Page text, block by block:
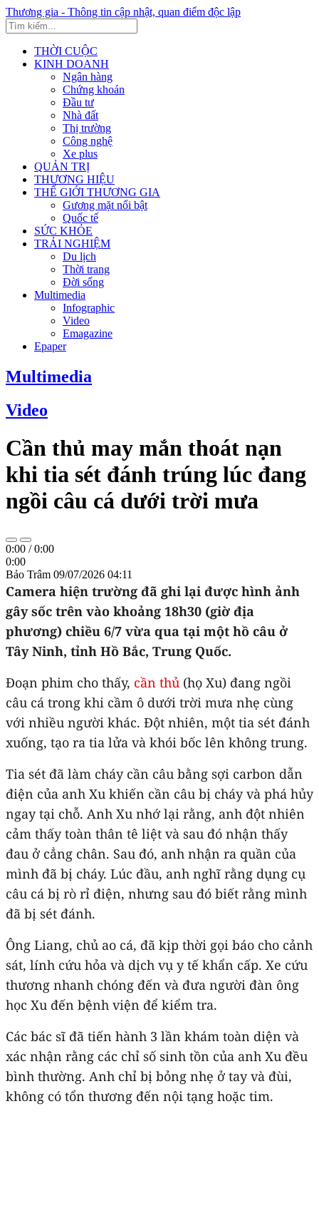
Thương gia - Thông tin cập nhật, quan điểm độc lập
THỜI CUỘC
KINH DOANH
Ngân hàng
Chứng khoán
Đầu tư
Nhà đất
Thị trường
Công nghệ
Xe plus
QUẢN TRỊ
THƯƠNG HIỆU
THẾ GIỚI THƯƠNG GIA
Gương mặt nổi bật
Quốc tế
SỨC KHỎE
TRẢI NGHIỆM
Du lịch
Thời trang
Đời sống
Multimedia
Infographic
Video
Emagazine
Epaper
Multimedia
Video
Cần thủ may mắn thoát nạn
khi tia sét đánh trúng lúc đang
ngồi câu cá dưới trời mưa
0:00 /0:00
0:00
Bảo Trâm 09/07/2026 04:11
Camera hiện trường đã ghi lại được hình ảnh
gây sốc trên vào khoảng 18h30 (giờ địa
phương) chiều 6/7 vừa qua tại một hồ câu ở
Tây Ninh, tỉnh Hồ Bắc, Trung Quốc.
Đoạn phim cho thấy, cần thủ (họ Xu) đang ngồi
câu cá trong khi cầm ô dưới trời mưa nhẹ cùng
với nhiều người khác. Đột nhiên, một tia sét đánh
xuống, tạo ra tia lửa và khói bốc lên không trung.
Tia sét đã làm cháy cần câu bằng sợi carbon dẫn
điện của anh Xu khiến cần câu bị cháy và phá hủy
ngay tại chỗ. Anh Xu nhớ lại rằng, anh đột nhiên
cảm thấy toàn thân tê liệt và sau đó nhận thấy
đau ở cẳng chân. Sau đó, anh nhận ra quần của
mình đã bị cháy. Lúc đầu, anh nghĩ rằng dụng cụ
câu cá bị rò rỉ điện, nhưng sau đó biết rằng mình
đã bị sét đánh.
Ông Liang, chủ ao cá, đã kịp thời gọi báo cho cảnh
sát, lính cứu hỏa và dịch vụ y tế khẩn cấp. Xe cứu
thương nhanh chóng đến và đưa người đàn ông
học Xu đến bệnh viện để kiểm tra.
Các bác sĩ đã tiến hành 3 lần khám toàn diện và
xác nhận rằng các chỉ số sinh tồn của anh Xu đều
bình thường. Anh chỉ bị bỏng nhẹ ở tay và đùi,
không có tổn thương đến nội tạng hoặc tim.